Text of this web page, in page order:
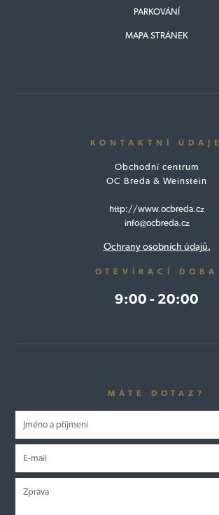
PARKOVÁNÍ
MAPA STRÁNEK
KONTAKTNÍ ÚDAJE
Obchodní centrum
OC Breda & Weinstein
http://www.ocbreda.cz
info@ocbreda.cz
Ochrany osobních údajů.
OTEVÍRACÍ DOBA
9:00 - 20:00
MÁTE DOTAZ?